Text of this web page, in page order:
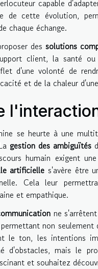
capable
de cette évolution,
chaque échange.
dessolutions
client, la santé
d'une volonté de
et de la chaleur
se heurte à une
gestion des ambiguïtés
humain exigent
artificielle s'avère être
Cela leur
et empathique.
ne
non
le ton, les intentions
d'obstacles, mais le
et souhaitez